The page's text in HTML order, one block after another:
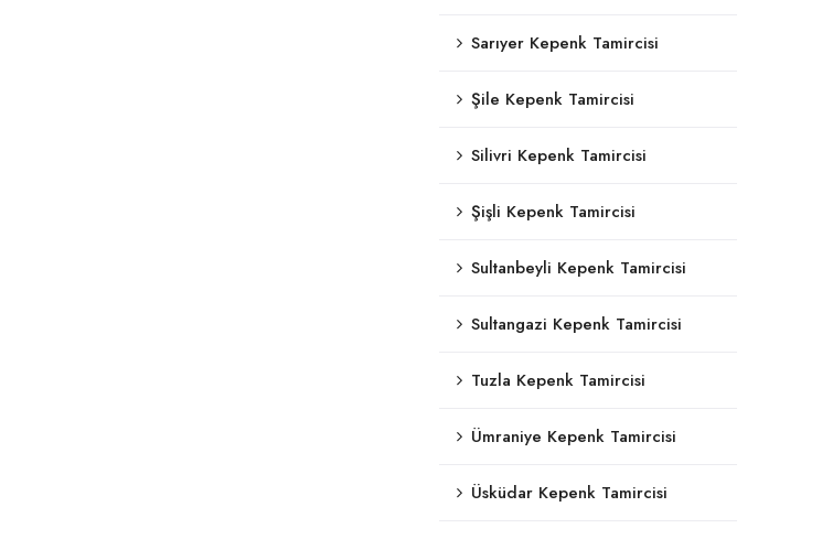
Sarıyer Kepenk Tamircisi
Şile Kepenk Tamircisi
Silivri Kepenk Tamircisi
Şişli Kepenk Tamircisi
Sultanbeyli Kepenk Tamircisi
Sultangazi Kepenk Tamircisi
Tuzla Kepenk Tamircisi
Ümraniye Kepenk Tamircisi
Üsküdar Kepenk Tamircisi